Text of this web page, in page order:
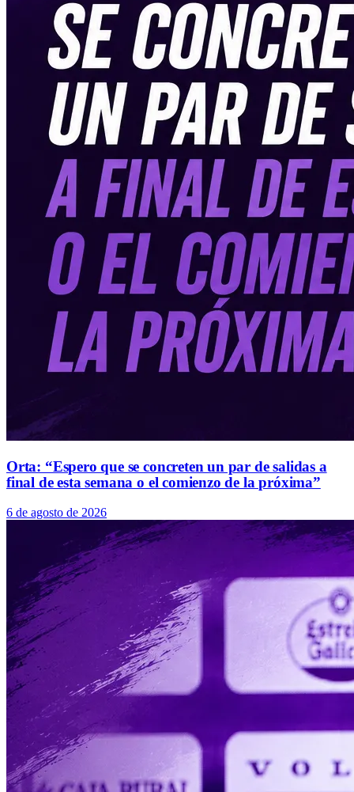
Orta: “Espero que se concreten un par de salidas a
final de esta semana o el comienzo de la próxima”
6 de agosto de 2026